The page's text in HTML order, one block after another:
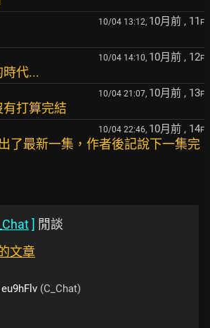
10/04 13:12, 10月前 , 11 F
10/04 14:10, 10月前 , 12F
時代...
10/04 21:07, 10月前 , 13F
打算完結
10/04 22:46, 10月前 , 14F
了最新一集，作者後記說下一集完
] 閒談
文章
(C_Chat)